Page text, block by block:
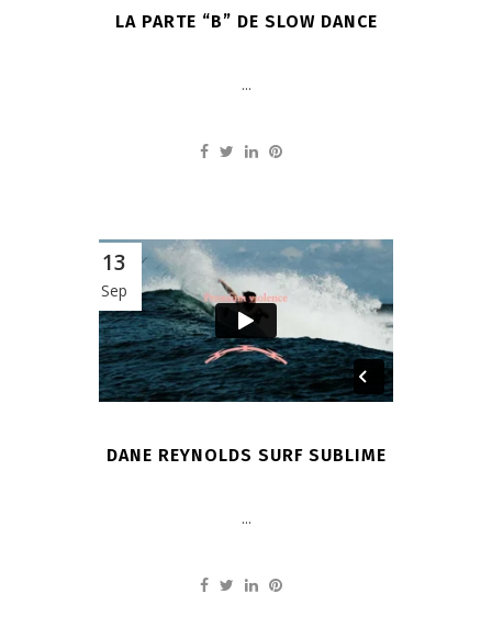
LA PARTE “B” DE SLOW DANCE
...
13
Sep
DANE REYNOLDS SURF SUBLIME
...